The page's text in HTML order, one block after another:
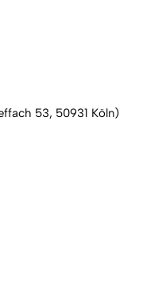
53, 50931 Köln)